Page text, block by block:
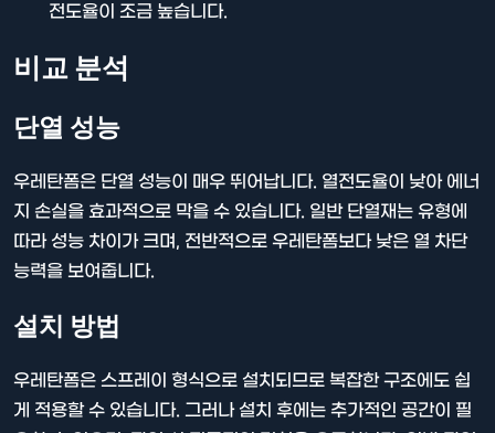
전도율이 조금 높습니다.
비교 분석
단열 성능
우레탄폼은 단열 성능이 매우 뛰어납니다. 열전도율이 낮아 에너
지 손실을 효과적으로 막을 수 있습니다. 일반 단열재는 유형에
따라 성능 차이가 크며, 전반적으로 우레탄폼보다 낮은 열 차단
능력을 보여줍니다.
설치 방법
우레탄폼은 스프레이 형식으로 설치되므로 복잡한 구조에도 쉽
게 적용할 수 있습니다. 그러나 설치 후에는 추가적인 공간이 필